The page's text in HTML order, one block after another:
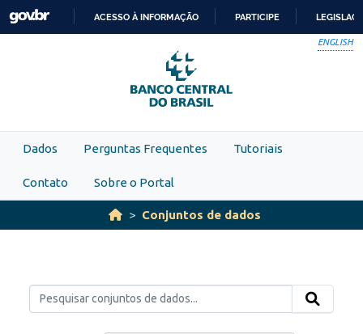
Skip to main content
PARA
O
CONTEÚDO
ACESSO À INFORMAÇÃO PARTICIPE
ENGLISH
Dados Perguntas Frequentes Tutoriais
Contato Sobre o Portal
Conjuntos de dados